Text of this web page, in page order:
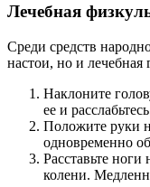
Лечебная
Среди средств
настои, но и лечебная
Наклоните
ее и
Положите руки
одновременно
Расставьте
колени.